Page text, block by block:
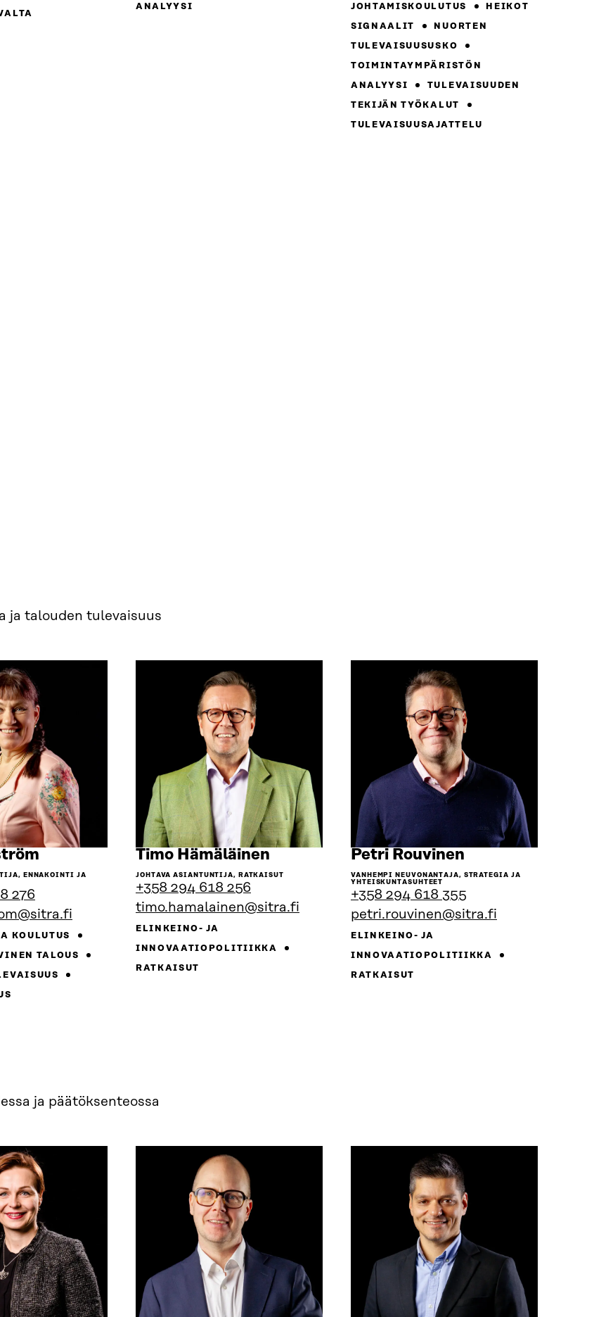
ANALYYSI JOHTAMISKOULUTUS HEIKOT
SIGNAALIT NUORTEN
TULEVAISUUSUSKO
TOIMINTAYMPÄRISTÖN
ANALYYSI TULEVAISUUDEN
TEKIJÄN TYÖKALUT
TULEVAISUUSAJATTELU
ja talouden tulevaisuus
henkilön
ENNAKOINTI JA
276
KOULUTUS
TALOUS
Timo Hämäläinen
henkilön
JOHTAVA ASIANTUNTIJA, RATKAISUT
+358 294 618 256
timo.hamalainen@sitra.fi
ELINKEINO- JA
INNOVAATIOPOLITIIKKA
RATKAISUT
Petri Rouvinen
henkilön
VANHEMPI NEUVONANTAJA, STRATEGIA JA
YHTEISKUNTASUHTEET
+358 294 618 355
petri.rouvinen@sitra.fi
ELINKEINO- JA
INNOVAATIOPOLITIIKKA
RATKAISUT
ja päätöksenteossa